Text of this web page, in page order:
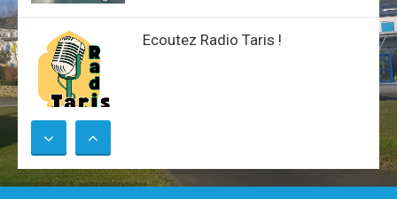
Ecoutez Radio Taris !
participatif